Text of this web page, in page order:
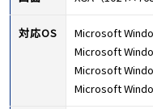
対応OS
Microsoft
Microsoft
Microsoft
Microsoft